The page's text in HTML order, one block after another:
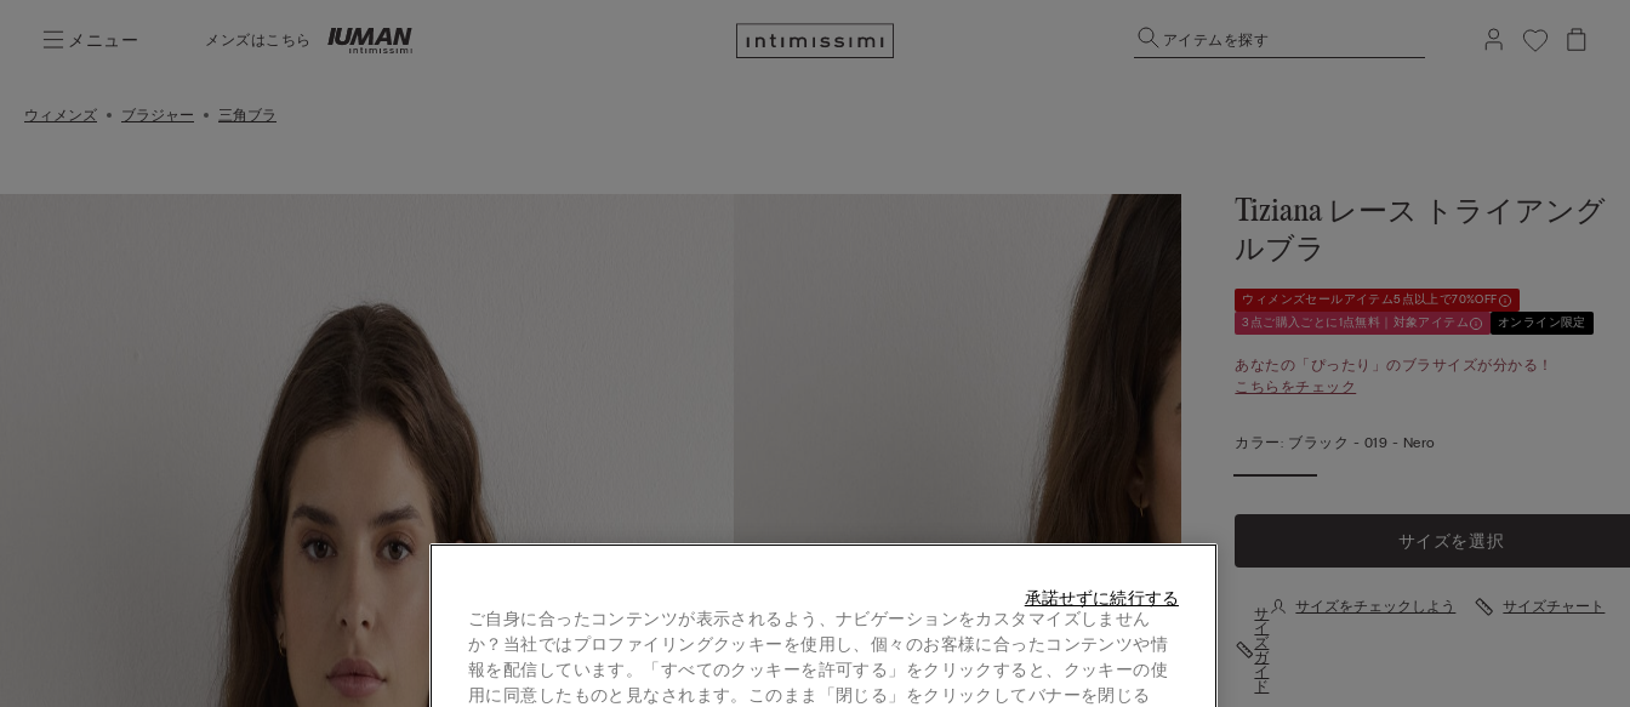
メニュー メンズはこちら アイテムを探す
ウィメンズ ブラジャー 三角ブラ
Tiziana レース トライアング
ルブラ
ウィメンズセールアイテム5点以上で70%OFF
3点ご購入ごとに1点無料｜対象アイテム
オンライン限定
あなたの「ぴったり」のブラサイズが分かる！
こちらをチェック
カラー: ブラック - 019 - Nero
サイズを選択
サ
イ
ズ
ガ
イ
ド
サイズをチェックしよう サイズチャート
ご自身に合ったコンテンツが表示されるよう、ナビゲーションをカスタマイズしません
か？当社ではプロファイリングクッキーを使用し、個々のお客様に合ったコンテンツや情
報を配信しています。「すべてのクッキーを許可する」をクリックすると、クッキーの使
用に同意したものと見なされます。このまま「閉じる」をクリックしてバナーを閉じる
承諾せずに続行する